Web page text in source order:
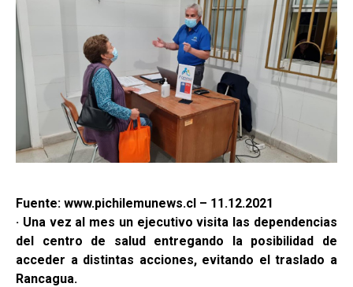
Fuente: www.pichilemunews.cl – 11.12.2021
· Una vez al mes un ejecutivo visita las dependencias
del centro de salud entregando la posibilidad de
acceder a distintas acciones, evitando el traslado a
Rancagua.